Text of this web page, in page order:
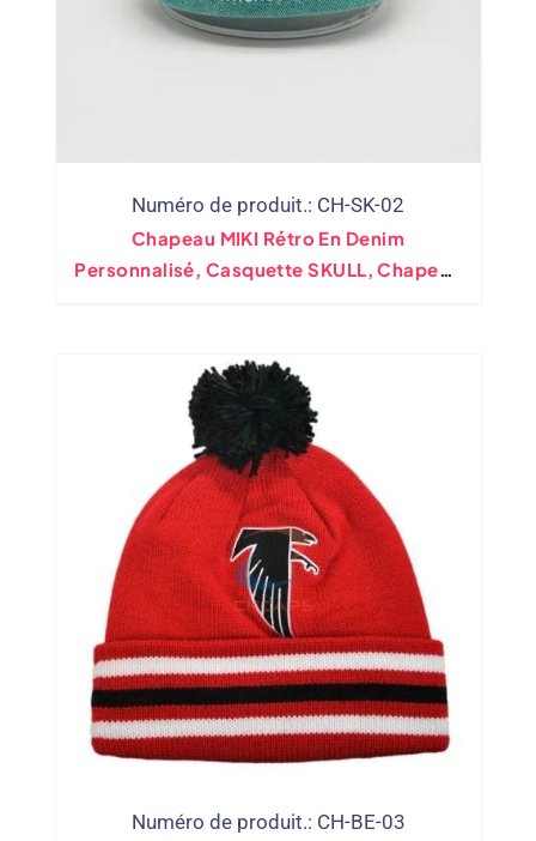
Numéro de produit.: CH-SK-02
Chapeau MIKI Rétro En Denim
Personnalisé, Casquette SKULL, Chapeau
Numéro de produit.: CH-BE-03